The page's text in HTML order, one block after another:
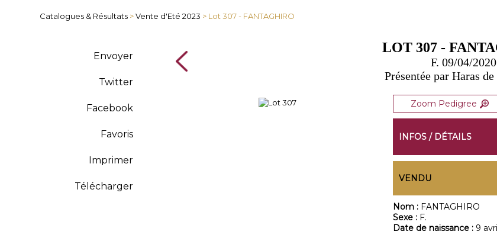
Catalogues & Résultats >Vente d'Eté 2023 > Lot 307 - FANTAGHIRO
Envoyer
Twitter
Facebook
Favoris
Imprimer
Télécharger
LOT 307 -
F. 09/04/2020
Présentée par Haras
Zoom Pedigree
INFOS / DÉTAILS
VENDU
Nom : FANTAGHIRO
Sexe : F.
Date de naissance : 9